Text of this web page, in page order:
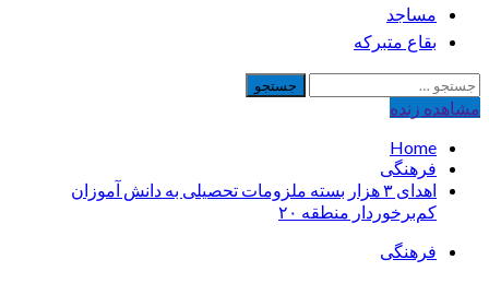
مساجد
بقاع متبرکه
جستجو
برای:
مشاهده‌ زنده
Home
فرهنگی
اهدای ۳ هزار بسته ملزومات تحصیلی به دانش‌ آموزان
کم‌برخوردار منطقه ۲۰
فرهنگی